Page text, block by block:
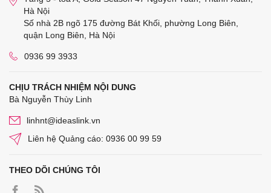
Hà Nội
Số nhà 2B ngõ 175 đường Bát Khối, phường Long Biên,
quận Long Biên, Hà Nội
0936 99 3933
CHỊU TRÁCH NHIỆM NỘI DUNG
Bà Nguyễn Thùy Linh
linhnt@ideaslink.vn
Liên hệ Quảng cáo: 0936 00 99 59
THEO DÕI CHÚNG TÔI